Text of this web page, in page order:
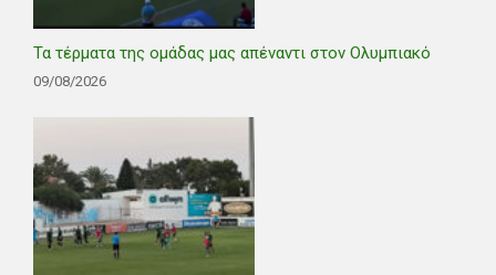
Τα τέρματα της ομάδας μας απέναντι στον Ολυμπιακό
09/08/2026